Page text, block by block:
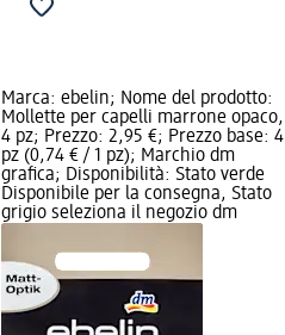
Marca: ebelin; Nome del prodotto:
Mollette per capelli marrone opaco,
4 pz; Prezzo: 2,95 €; Prezzo base: 4
pz (0,74 € / 1 pz); Marchio dm
grafica; Disponibilità: Stato verde
Disponibile per la consegna, Stato
grigio seleziona il negozio dm